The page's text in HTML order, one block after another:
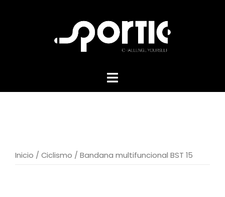
Inicio / Ciclismo / Bandana multifuncional BST 15